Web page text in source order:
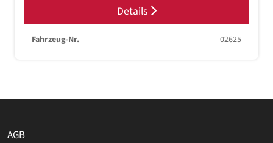
Details
Fahrzeug-Nr. 02625
AGB